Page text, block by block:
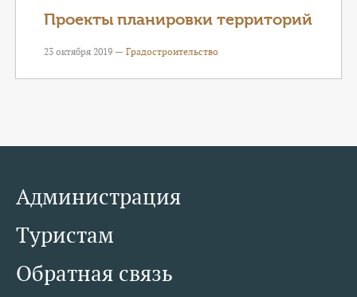
Проекты планировки территорий
23 октября 2019 — Градостроительство
Администрация
Туристам
Обратная связь